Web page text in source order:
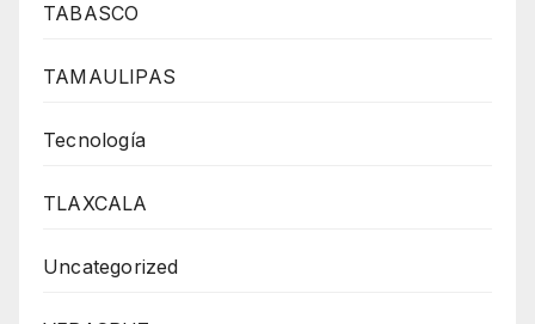
TABASCO
TAMAULIPAS
Tecnología
TLAXCALA
Uncategorized